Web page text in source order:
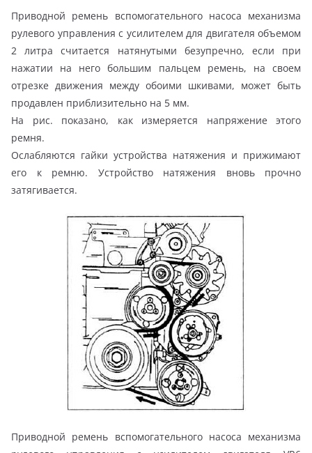
Приводной ремень вспомогательного насоса механизма
рулевого управления с усилителем для двигателя объемом
2 литра считается натянутыми безупречно, если при
нажатии на него большим пальцем ремень, на своем
отрезке движения между обоими шкивами, может быть
продавлен приблизительно на 5 мм.
На рис. показано, как измеряется напряжение этого
ремня.
Ослабляются гайки устройства натяжения и прижимают
его к ремню. Устройство натяжения вновь прочно
затягивается.
Приводной ремень вспомогательного насоса механизма